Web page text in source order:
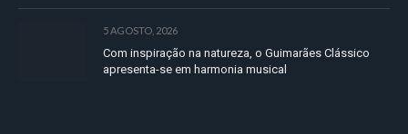
5 AGOSTO, 2026
Com inspiração na natureza, o Guimarães Clássico
apresenta-se em harmonia musical